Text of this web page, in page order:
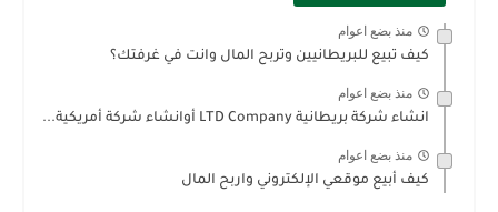
منذ بضع اعوام
كيف تبيع للبريطانيين وتربح المال وانت في غرفتك؟
منذ بضع اعوام
انشاء شركة بريطانية LTD Company أوانشاء شركة أمريكية...
منذ بضع اعوام
كيف أبيع موقعي الإلكتروني واربح المال